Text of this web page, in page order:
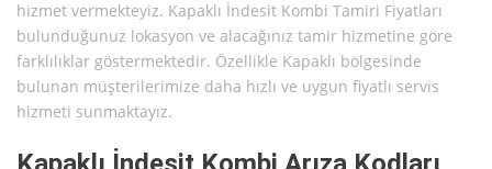
hizmet vermekteyiz. Kapaklı İndesit Kombi Tamiri Fiyatları
bulunduğunuz lokasyon ve alacağınız tamir hizmetine göre
farklılıklar göstermektedir. Özellikle Kapaklı bölgesinde
bulunan müşterilerimize daha hızlı ve uygun fiyatlı servis
hizmeti sunmaktayız.